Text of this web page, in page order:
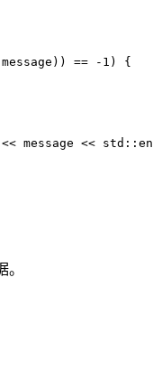
== -1) {
message <<